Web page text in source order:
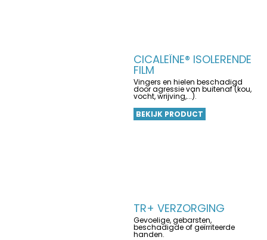
CICALEÏNE® ISOLERENDE
FILM
Vingers en hielen beschadigd
door agressie van buitenaf (kou,
vocht, wrijving,...).
BEKIJK PRODUCT
TR+ VERZORGING
Gevoelige, gebarsten,
beschadigde of geïrriteerde
handen.